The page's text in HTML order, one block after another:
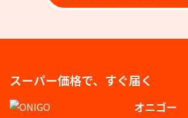
スーパー価格で、すぐ届く
オニゴー